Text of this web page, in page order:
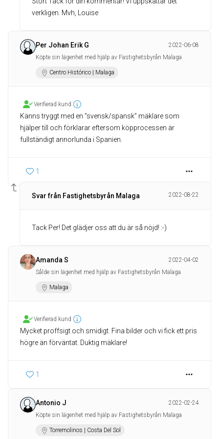
verkligen. Mvh, Louise
Per Johan Erik G
2022-06-08
Köpte sin lägenhet med hjälp av Fastighetsbyrån Malaga
Centro Histórico | Malaga
Verifierad kund
Känns tryggt med en ”svensk/spansk” mäklare som
hjälper till och förklarar eftersom köpprocessen är
fullständigt annorlunda i Spanien.
1
Svar från Fastighetsbyrån Malaga 2022-08-22
Tack Per! Det glädjer oss att du är så nöjd! :-)
Amanda S
2022-04-02
Sålde sin lägenhet med hjälp av Fastighetsbyrån Malaga
Malaga
Verifierad kund
Mycket proffsigt och smidigt. Fina bilder och vi fick ett pris
högre än förväntat. Duktig mäklare!
1
Antonio J
2022-02-24
Köpte sin lägenhet med hjälp av Fastighetsbyrån Malaga
Torremolinos | Costa Del Sol